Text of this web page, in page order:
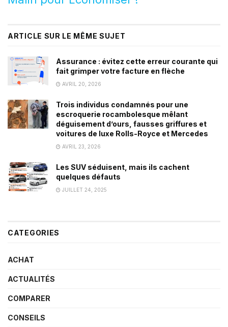
ARTICLE SUR LE MÊME SUJET
Assurance : évitez cette erreur courante qui
fait grimper votre facture en flèche
AVRIL 20, 2026
Trois individus condamnés pour une
escroquerie rocambolesque mêlant
déguisement d’ours, fausses griffures et
voitures de luxe Rolls-Royce et Mercedes
AVRIL 23, 2026
Les SUV séduisent, mais ils cachent
quelques défauts
JUILLET 24, 2025
CATEGORIES
ACHAT
ACTUALITÉS
COMPARER
CONSEILS